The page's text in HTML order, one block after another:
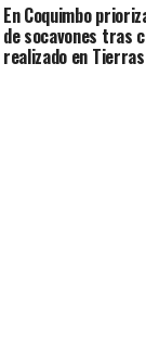
En Coquimbo
de socavones tras
realizado en